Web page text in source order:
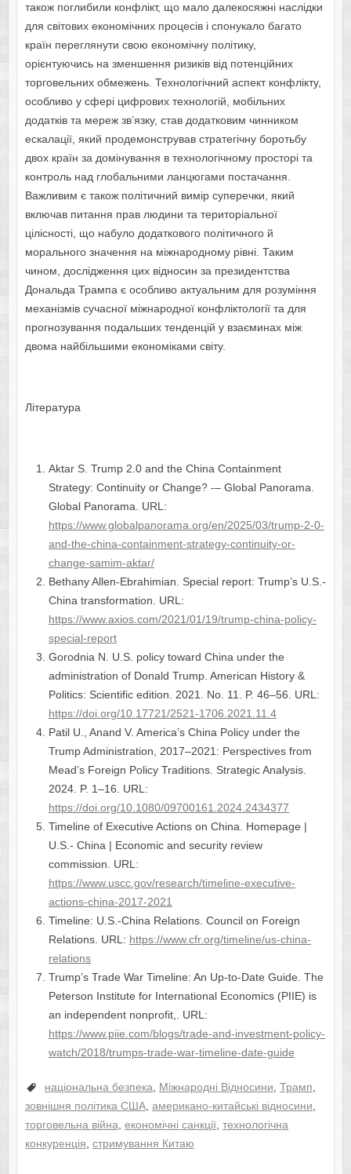
також поглибили конфлікт, що мало далекосяжні наслідки
для світових економічних процесів і спонукало багато
країн переглянути свою економічну політику,
орієнтуючись на зменшення ризиків від потенційних
торговельних обмежень. Технологічний аспект конфлікту,
особливо у сфері цифрових технологій, мобільних
додатків та мереж зв’язку, став додатковим чинником
ескалації, який продемонстрував стратегічну боротьбу
двох країн за домінування в технологічному просторі та
контроль над глобальними ланцюгами постачання.
Важливим є також політичний вимір суперечки, який
включав питання прав людини та територіальної
цілісності, що набуло додаткового політичного й
морального значення на міжнародному рівні. Таким
чином, дослідження цих відносин за президентства
Дональда Трампа є особливо актуальним для розуміння
механізмів сучасної міжнародної конфліктології та для
прогнозування подальших тенденцій у взаєминах між
двома найбільшими економіками світу​.
Література
Aktar S. Trump 2.0 and the China Containment
Strategy: Continuity or Change? -– Global Panorama.
Global Panorama. URL:
https://www.globalpanorama.org/en/2025/03/trump-2-0-
and-the-china-containment-strategy-continuity-or-
change-samim-aktar/
Bethany Allen-Ebrahimian. Special report: Trump’s U.S.-
China transformation. URL:
https://www.axios.com/2021/01/19/trump-china-policy-
special-report
Gorodnia N. U.S. policy toward China under the
administration of Donald Trump. American History &
Politics: Scientific edition. 2021. No. 11. P. 46–56. URL:
https://doi.org/10.17721/2521-1706.2021.11.4
Patil U., Anand V. America’s China Policy under the
Trump Administration, 2017–2021: Perspectives from
Mead’s Foreign Policy Traditions. Strategic Analysis.
2024. P. 1–16. URL:
https://doi.org/10.1080/09700161.2024.2434377
Timeline of Executive Actions on China. Homepage |
U.S.- China | Economic and security review
commission. URL:
https://www.uscc.gov/research/timeline-executive-
actions-china-2017-2021
Timeline: U.S.-China Relations. Council on Foreign
Relations. URL: https://www.cfr.org/timeline/us-china-
relations
Trump’s Trade War Timeline: An Up-to-Date Guide. The
Peterson Institute for International Economics (PIIE) is
an independent nonprofit,. URL:
https://www.piie.com/blogs/trade-and-investment-policy-
watch/2018/trumps-trade-war-timeline-date-guide
національна безпека, Міжнародні Відносини, Трамп,
зовнішня політика США, американо-китайські відносини,
торговельна війна, економічні санкції, технологічна
конкуренція, стримування Китаю